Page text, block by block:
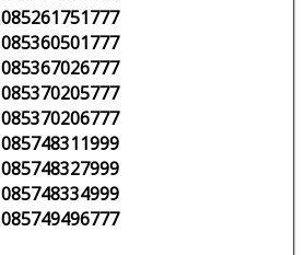
085261751777
085360501777
085367026777
085370205777
085370206777
085748311999
085748327999
085748334999
085749496777